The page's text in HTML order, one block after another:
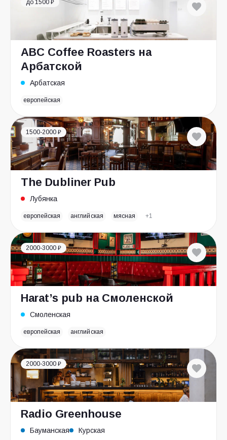
до 1500 ₽
ABC Coffee Roasters на
Арбатской
Арбатская
европейская
1500-2000 ₽
The Dubliner Pub
Лубянка
европейская английская мясная +1
2000-3000 ₽
Harat’s pub на Смоленской
Смоленская
европейская английская
2000-3000 ₽
Radio Greenhouse
Бауманская Курская